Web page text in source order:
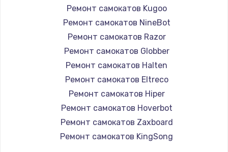
Ремонт самокатов Kugoo
Ремонт самокатов NineBot
Ремонт самокатов Razor
Ремонт самокатов Globber
Ремонт самокатов Halten
Ремонт самокатов Eltreco
Ремонт самокатов Hiper
Ремонт самокатов Hoverbot
Ремонт самокатов Zaxboard
Ремонт самокатов KingSong